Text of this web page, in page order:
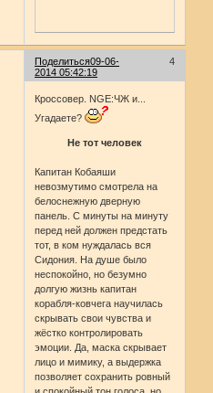
Поделиться 4
09-06-
2014 05:42:19
Кроссовер. NGE:ЧЖ и...
Угадаете?
Не тот человек
Капитан Кобаяши
невозмутимо смотрела на
белоснежную дверную
панель. С минуты на минуту
перед ней должен предстать
тот, в ком нуждалась вся
Сидония. На душе было
неспокойно, но безумно
долгую жизнь капитан
корабля-ковчега научилась
скрывать свои чувства и
жёстко контролировать
эмоции. Да, маска скрывает
лицо и мимику, а выдержка
позволяет сохранить ровный